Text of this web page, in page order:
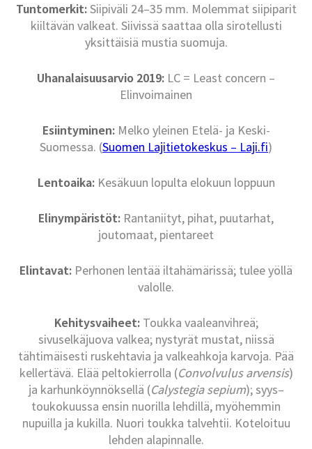
Tuntomerkit:Siipiväli 24–35 mm. Molemmat siipiparit
kiiltävän valkeat. Siivissä saattaa olla sirotellusti
yksittäisiä mustia suomuja.
Uhanalaisuusarvio 2019: LC = Least concern –
Elinvoimainen
Esiintyminen:Melko yleinen Etelä- ja Keski-
Suomessa. (Suomen Lajitietokeskus – Laji.fi)
Lentoaika:Kesäkuun lopulta elokuun loppuun
Elinympäristöt: Rantaniityt, pihat, puutarhat,
joutomaat, pientareet
Elintavat: Perhonen lentää iltahämärissä; tulee yöllä
valolle.
Kehitysvaiheet:Toukka vaaleanvihreä;
sivuselkäjuova valkea; nystyrät mustat, niissä
tähtimäisesti ruskehtavia ja valkeahkoja karvoja. Pää
kellertävä. Elää peltokierrolla (Convolvulus arvensis)
ja karhunköynnöksellä (Calystegia sepium); syys–
toukokuussa ensin nuorilla lehdillä, myöhemmin
nupuilla ja kukilla. Nuori toukka talvehtii. Koteloituu
lehden alapinnalle.